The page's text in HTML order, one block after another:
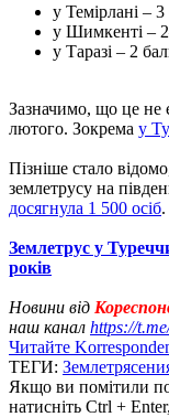
у Темірлані –
у Шимкенті –
у Таразі – 2
Зазначимо, що це не
лютого. Зокрема у
Пізніше стало
землетрусу на
досягнула 1 500 осіб.
Землетрус у
років
Новини від
наш канал https://
Читайте
ТЕГИ:
Якщо ви помітили
натисніть Ctrl +